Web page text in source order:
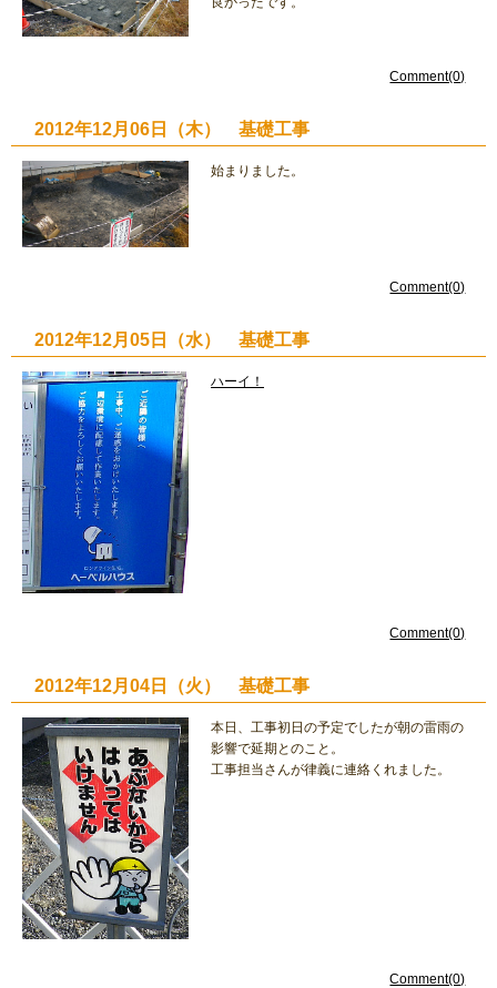
Comment(0)
2012年12月06日（木） 基礎工事
始まりました。
Comment(0)
2012年12月05日（水） 基礎工事
ハーイ！
Comment(0)
2012年12月04日（火） 基礎工事
本日、工事初日の予定でしたが朝の雷雨の
影響で延期とのこと。
工事担当さんが律義に連絡くれました。
Comment(0)